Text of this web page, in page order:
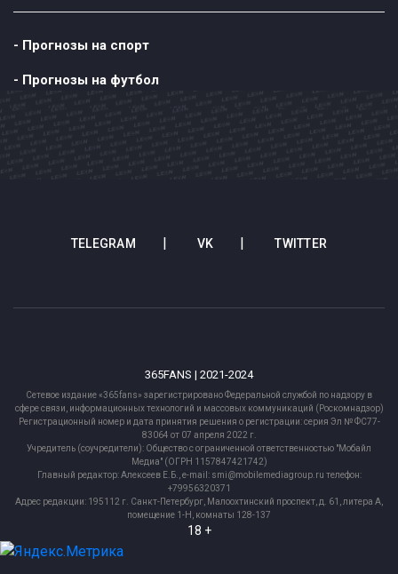
- Прогнозы на спорт
- Прогнозы на футбол
TELEGRAM VK TWITTER
365FANS | 2021-2024
Сетевое издание «365fans» зарегистрировано Федеральной службой по надзору в
сфере связи, информационных технологий и массовых коммуникаций (Роскомнадзор)
Регистрационный номер и дата принятия решения о регистрации: серия Эл № ФС77-
83064 от 07 апреля 2022 г.
Учредитель (соучредители): Общество с ограниченной ответственностью "Мобайл
Медиа" (ОГРН 1157847421742)
Главный редактор: Алексеев Е.Б., e-mail: smi@mobilemediagroup.ru телефон:
+79956320371
Адрес редакции: 195112 г. Санкт-Петербург, Малоохтинский проспект, д. 61, литера А,
помещение 1-Н, комнаты 128-137
18 +